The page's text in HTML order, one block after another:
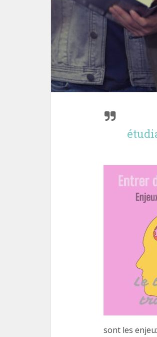
sont les